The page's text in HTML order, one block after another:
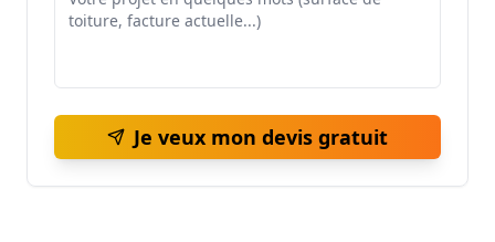
Je veux mon devis gratuit